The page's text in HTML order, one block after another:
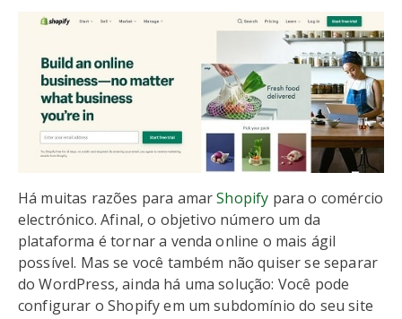
Há muitas razões para amarShopify para o comércio
electrónico. Afinal, o objetivo número um da
plataforma é tornar a venda online o mais ágil
possível. Mas se você também não quiser se separar
do WordPress, ainda há uma solução: Você pode
configurar o Shopify em um subdomínio do seu site